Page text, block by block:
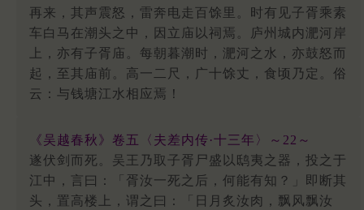
再来，其声震怒，雷奔电走百馀里。时有见子胥乘素
车白马在潮头之中，因立庙以祠焉。庐州城内淝河岸
上，亦有子胥庙。每朝暮潮时，淝河之水，亦鼓怒而
起，至其庙前。高一二尺，广十馀丈，食顷乃定。俗
云：与钱塘江水相应焉！
《吴越春秋》卷五〈夫差内传·十三年〉～22～
遂伏剑而死。吴王乃取子胥尸盛以鸱夷之器，投之于
江中，言曰：「胥汝一死之后，何能有知？」即断其
头，置高楼上，谓之曰：「日月炙汝肉，飘风飘汝